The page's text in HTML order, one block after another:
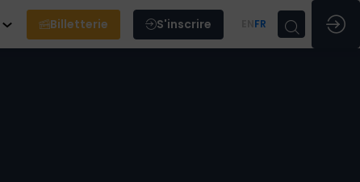
Billetterie S'inscrire FR